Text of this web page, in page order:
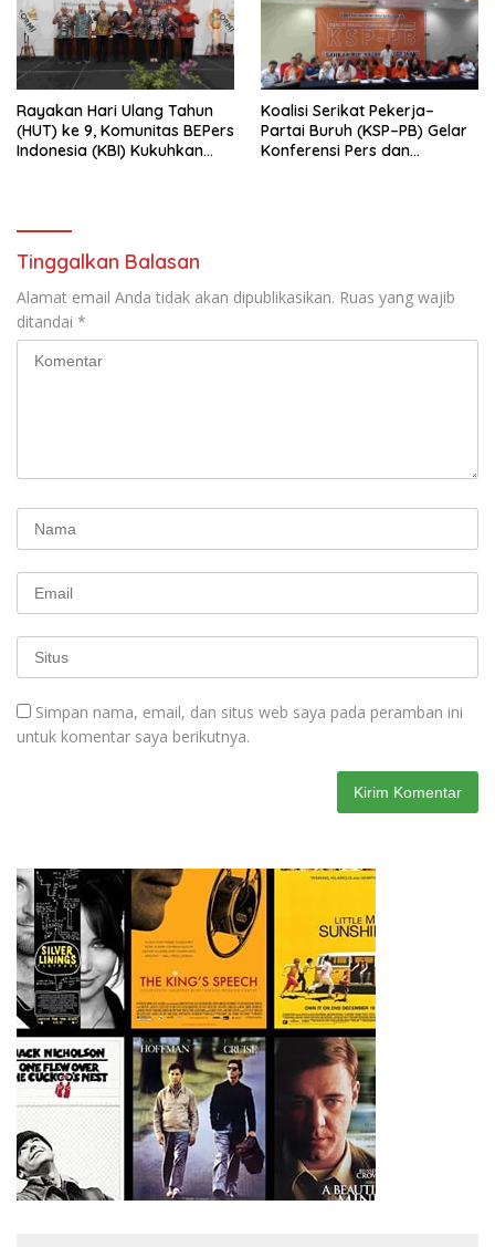
Rayakan Hari Ulang Tahun
(HUT) ke 9, Komunitas BEPers
Indonesia (KBI) Kukuhkan
Pengembangan Organisasi
KBI yang Berbasis Riset di
seluruh Indonesia dan
Mancanegara”.
Koalisi Serikat Pekerja–
Partai Buruh (KSP–PB) Gelar
Konferensi Pers dan
Tinggalkan Balasan
Alamat email Anda tidak akan dipublikasikan. Ruas yang wajib
ditandai *
Simpan nama, email, dan situs web saya pada peramban ini
untuk komentar saya berikutnya.